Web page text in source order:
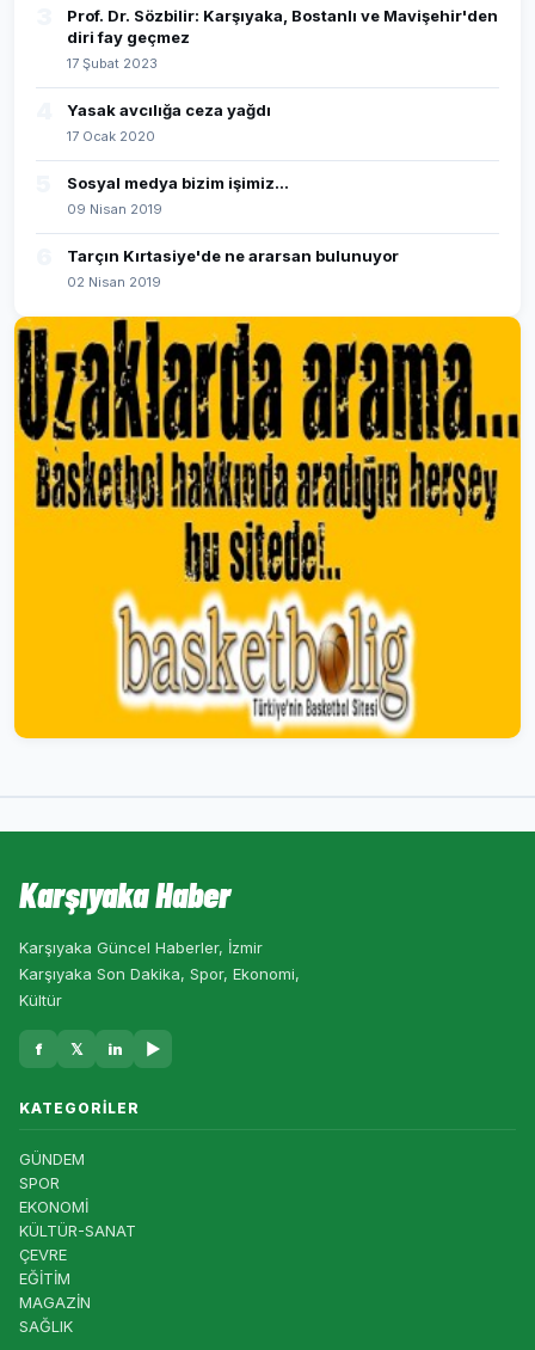
Prof. Dr. Sözbilir: Karşıyaka, Bostanlı ve Mavişehir'den
diri fay geçmez
17 Şubat 2023
Yasak avcılığa ceza yağdı
17 Ocak 2020
Sosyal medya bizim işimiz...
09 Nisan 2019
Tarçın Kırtasiye'de ne ararsan bulunuyor
02 Nisan 2019
Karşıyaka Haber
Karşıyaka Güncel Haberler, İzmir
Karşıyaka Son Dakika, Spor, Ekonomi,
Kültür
f 𝕏 in ▶
KATEGORILER
GÜNDEM
SPOR
EKONOMİ
KÜLTÜR-SANAT
ÇEVRE
EĞİTİM
MAGAZİN
SAĞLIK